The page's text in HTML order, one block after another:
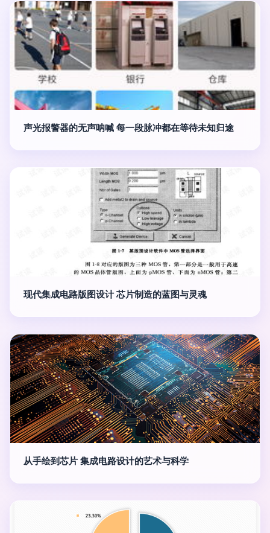
声光报警器的无声呐喊 每一段脉冲都在等待未知归途
现代集成电路版图设计 芯片制造的蓝图与灵魂
从手绘到芯片 集成电路设计的艺术与科学